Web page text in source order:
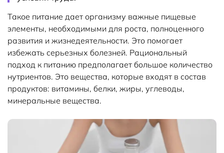
Такое питание дает организму важные пищевые
элементы, необходимыми для роста, полноценного
развития и жизнедеятельности. Это помогает
избежать серьезных болезней. Рациональный
подход к питанию предполагает большое количество
нутриентов. Это вещества, которые входят в состав
продуктов: витамины, белки, жиры, углеводы,
минеральные вещества.